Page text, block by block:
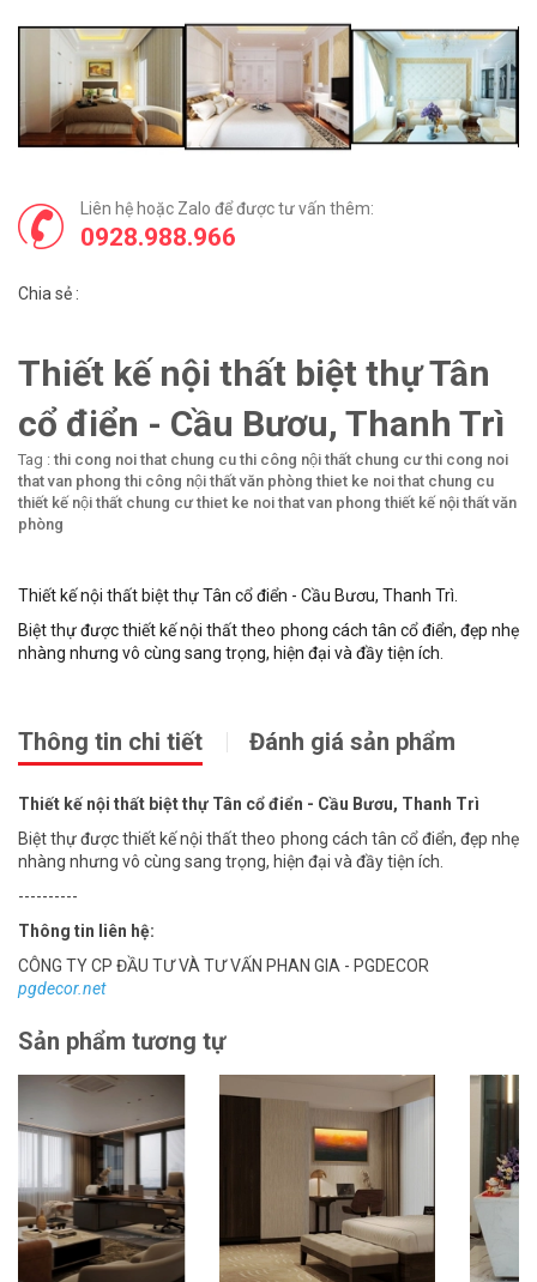
Liên hệ hoặc Zalo để được tư vấn thêm:
0928.988.966
Chia sẻ :
Thiết kế nội thất biệt thự Tân
cổ điển - Cầu Bươu, Thanh Trì
Tag : thi cong noi that chung cu thi công nội thất chung cư thi cong noi
that van phong thi công nội thất văn phòng thiet ke noi that chung cu
thiết kế nội thất chung cư thiet ke noi that van phong thiết kế nội thất văn
phòng
Thiết kế nội thất biệt thự Tân cổ điển - Cầu Bươu, Thanh Trì.
Biệt thự được thiết kế nội thất theo phong cách tân cổ điển, đẹp nhẹ
nhàng nhưng vô cùng sang trọng, hiện đại và đầy tiện ích.
Thông tin chi tiết Đánh giá sản phẩm
Thiết kế nội thất biệt thự Tân cổ điển - Cầu Bươu, Thanh Trì
Biệt thự được thiết kế nội thất theo phong cách tân cổ điển, đẹp nhẹ
nhàng nhưng vô cùng sang trọng, hiện đại và đầy tiện ích.
----------
Thông tin liên hệ:
CÔNG TY CP ĐẦU TƯ VÀ TƯ VẤN PHAN GIA - PGDECOR
pgdecor.net
Sản phẩm tương tự